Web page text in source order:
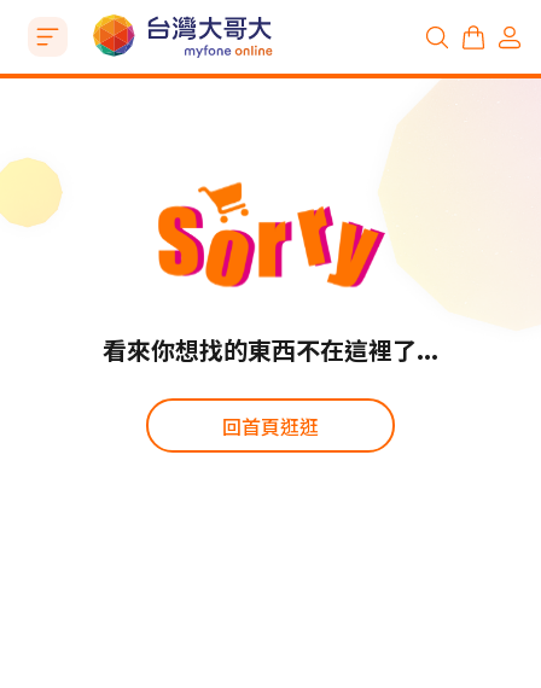
看來你想找的東西不在這裡了...
回首頁逛逛